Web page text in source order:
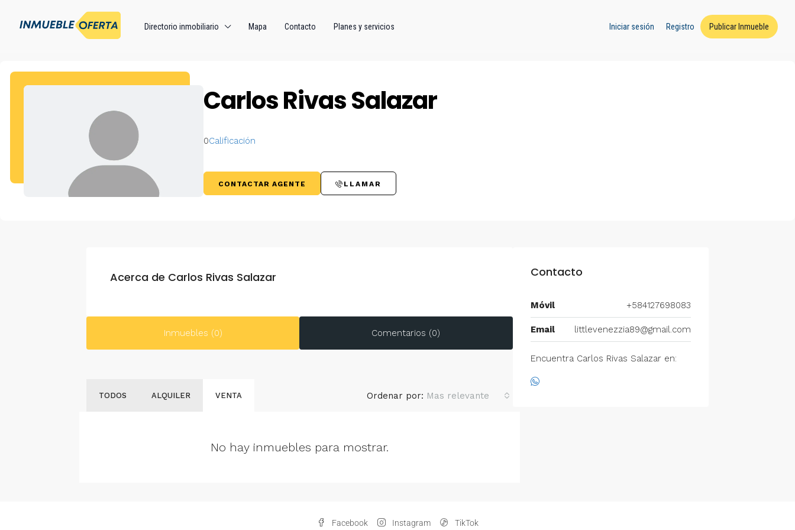
Directorio inmobiliario Mapa Contacto Planes y servicios Iniciar sesión Registro Publicar Inmueble
Carlos Rivas Salazar
0Calificación
CONTACTAR AGENTE LLAMAR
Acerca de Carlos Rivas Salazar
Inmuebles (0) Comentarios (0)
TODOS ALQUILER VENTA Ordenar por: Mas relevante
No hay inmuebles para mostrar.
Contacto
Móvil +584127698083
Email littlevenezzia89@gmail.com
Encuentra Carlos Rivas Salazar en:
Facebook Instagram TikTok